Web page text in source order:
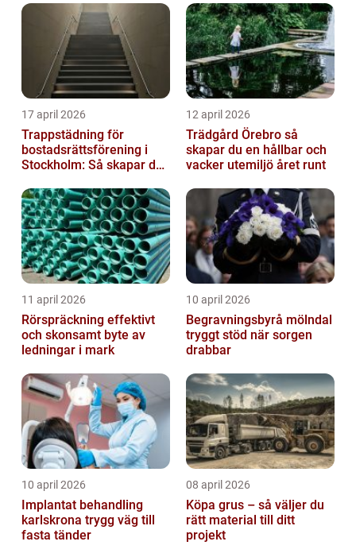
17 april 2026
Trappstädning för
bostadsrättsförening i
Stockholm: Så skapar du
trapphus...
12 april 2026
Trädgård Örebro så
skapar du en hållbar och
vacker utemiljö året runt
11 april 2026
Rörspräckning effektivt
och skonsamt byte av
ledningar i mark
10 april 2026
Begravningsbyrå mölndal
tryggt stöd när sorgen
drabbar
10 april 2026
Implantat behandling
karlskrona trygg väg till
fasta tänder
08 april 2026
Köpa grus – så väljer du
rätt material till ditt
projekt